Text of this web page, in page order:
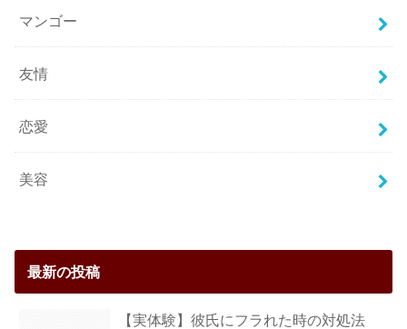
マンゴー
友情
恋愛
美容
最新の投稿
【実体験】彼氏にフラれた時の対処法